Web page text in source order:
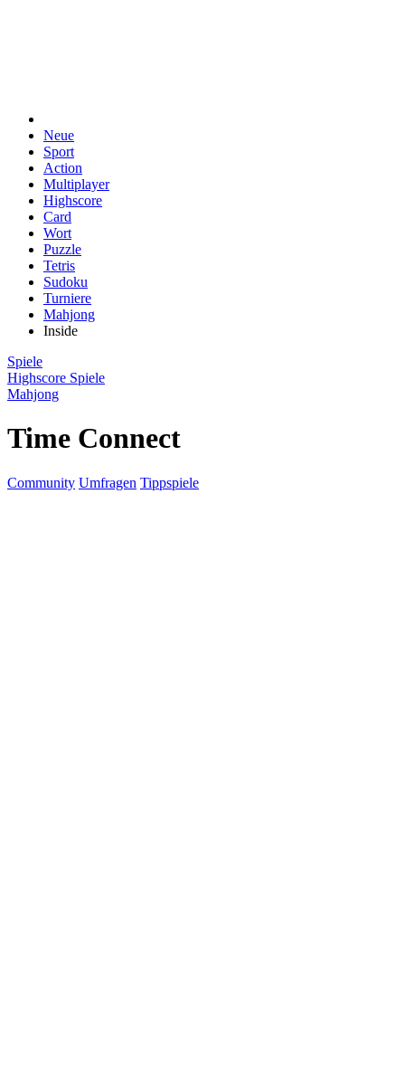
Neue
Sport
Action
Multiplayer
Highscore
Card
Wort
Puzzle
Tetris
Sudoku
Turniere
Mahjong
Inside
Spiele
Highscore Spiele
Mahjong
Time Connect
Community Umfragen Tippspiele